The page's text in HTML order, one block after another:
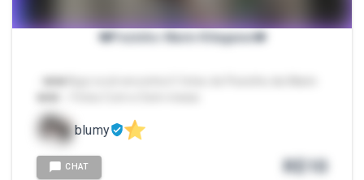
❤️Pezinho Marin Kitagawa❤️
blumy
CHAT R$10